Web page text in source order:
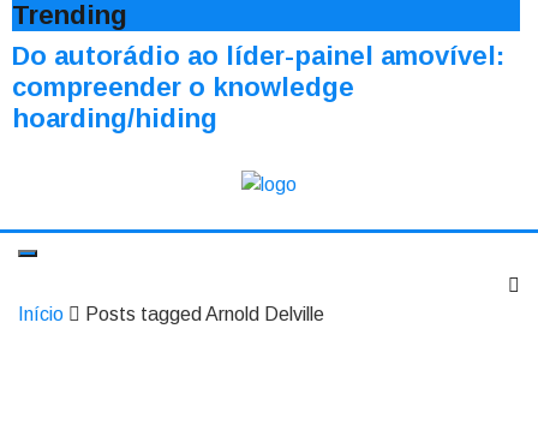
Trending
Do autorádio ao líder-painel amovível:
compreender o knowledge
hoarding/hiding
Início Posts tagged Arnold Delville